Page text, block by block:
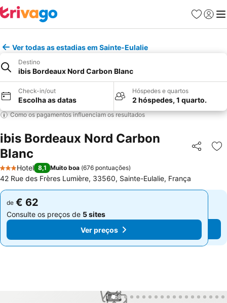
Favoritos
Iniciar
Ver todas as estadias em Sainte-Eulalie
Destino
ibis Bordeaux Nord Carbon Blanc
Check-in/out
Escolha as datas
Hóspedes e quartos
2 hóspedes, 1 quarto.
Como os pagamentos influenciam os resultados
ibis Bordeaux Nord Carbon
Blanc
Partilhar
3 Estrelas
Hotel 8,1 Muito boa (676 pontuações)
42 Rue des Frères Lumière, 33560, Sainte-Eulalie, França
de € 62
Consulte os preços de 5 sites
Ver preços
de € 62
Consulte os preços de 5 sites
Ver preços
1 / 56